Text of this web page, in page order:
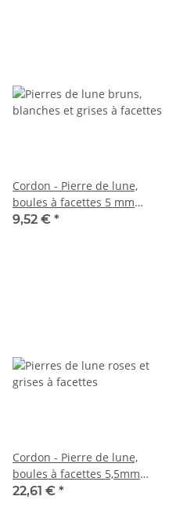
Cordon - Pierre de lune,
boules à facettes 5 mm
multicolores, longueur 37,5
9,52 € *
Cordon - Pierre de lune,
boules à facettes 5,5mm
multicolore, 38,5cm /2693
22,61 € *